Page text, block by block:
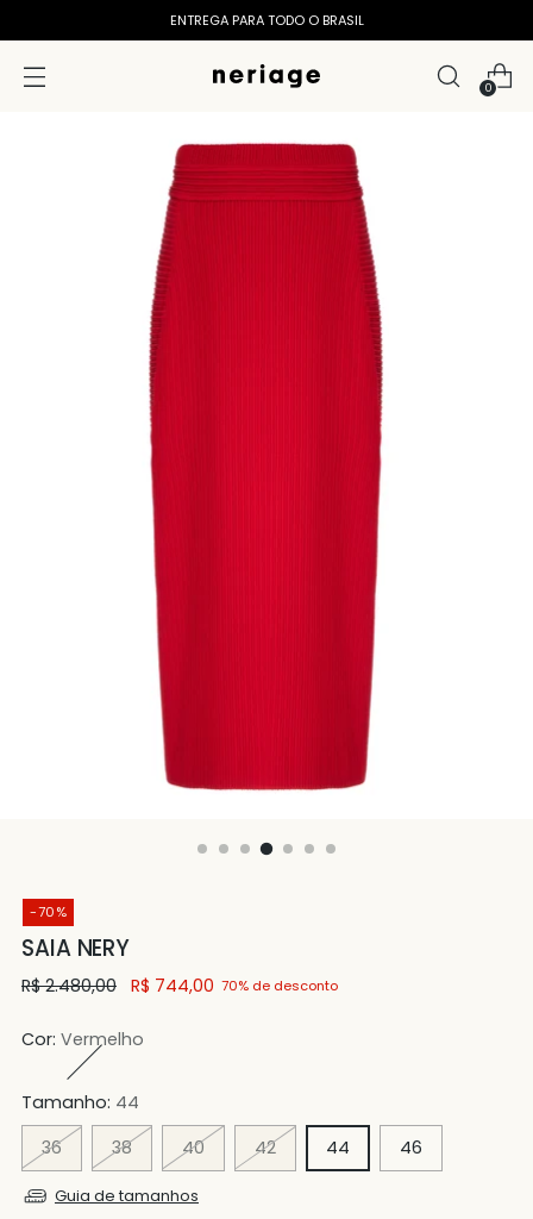
ENTREGA PARA TODO O BRASIL
0
-70%
SAIA NERY
Preço
R$ 2.480,00 R$ 744,00 70% de desconto
Cor: Vermelho
Tamanho: 44
36
38 40 42 44 46
Guia de tamanhos